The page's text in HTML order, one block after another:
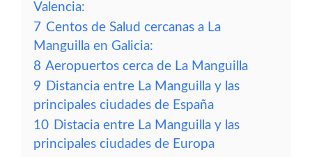
Valencia:
7 Centos de Salud cercanas a La
Manguilla en Galicia:
8 Aeropuertos cerca de La Manguilla
9 Distancia entre La Manguilla y las
principales ciudades de España
10 Distacia entre La Manguilla y las
principales ciudades de Europa